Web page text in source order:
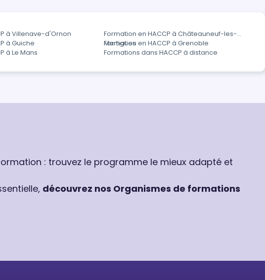
à Villenave-d'Ornon
Formation en HACCP à Châteauneuf-les-
Martigues
à Guiche
Formation en HACCP à Grenoble
à Le Mans
Formations dans HACCP à distance
: trouvez le programme le mieux adapté et
découvrez nos Organismes de formations